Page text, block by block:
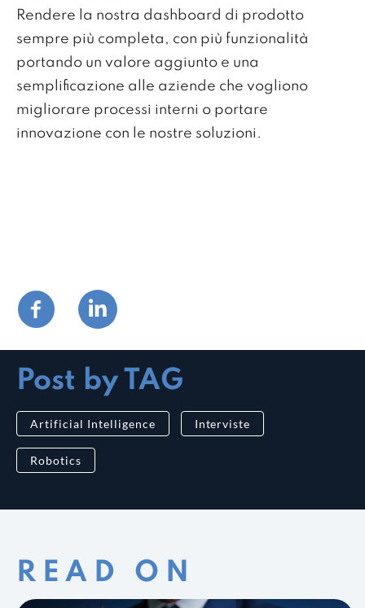
Rendere la nostra dashboard di prodotto
sempre più completa, con più funzionalità
portando un valore aggiunto e una
semplificazione alle aziende che vogliono
migliorare processi interni o portare
innovazione con le nostre soluzioni.
Post by TAG
Artificial Intelligence Interviste
Robotics
READ ON